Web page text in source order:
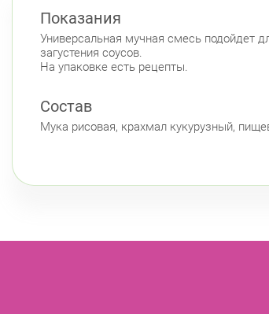
Показания
Универсальная мучная смесь подойдет
загустения соусов.
На упаковке есть рецепты.
Состав
Мука рисовая, крахмал кукурузный,